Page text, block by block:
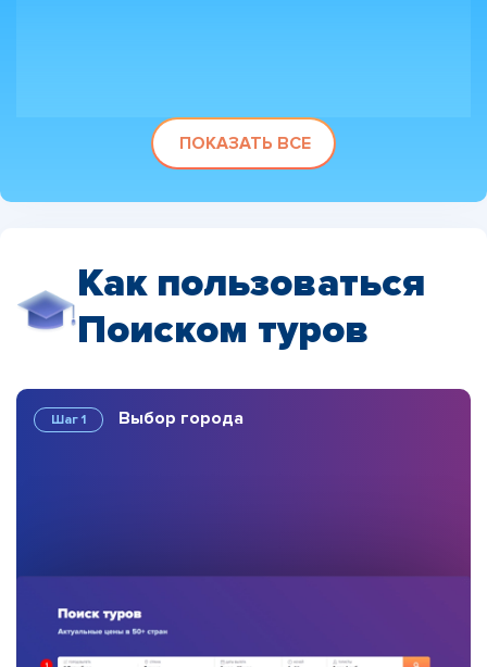
ПОКАЗАТЬ ВСЕ
Как пользоваться
Поиском туров
Шаг 1 Выбор города